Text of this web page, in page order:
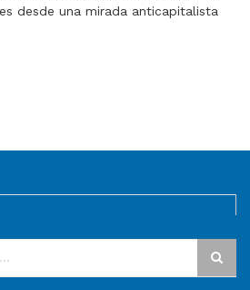
desde una mirada anticapitalista